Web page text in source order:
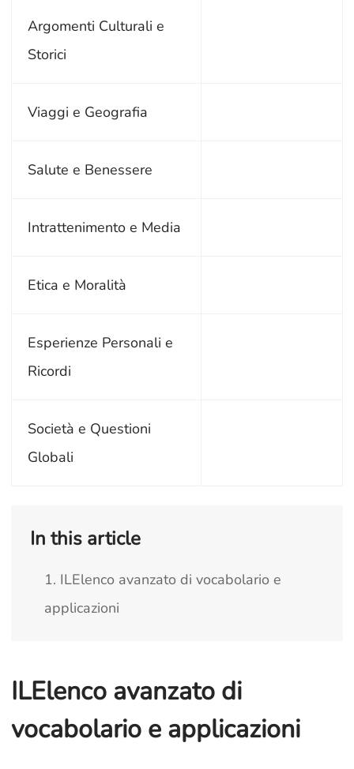
Argomenti Culturali e
Storici
Viaggi e Geografia
Salute e Benessere
Intrattenimento e Media
Etica e Moralità
Esperienze Personali e
Ricordi
Società e Questioni
Globali
In this article
1. ILElenco avanzato di vocabolario e
applicazioni
ILElenco avanzato di
vocabolario e applicazioni